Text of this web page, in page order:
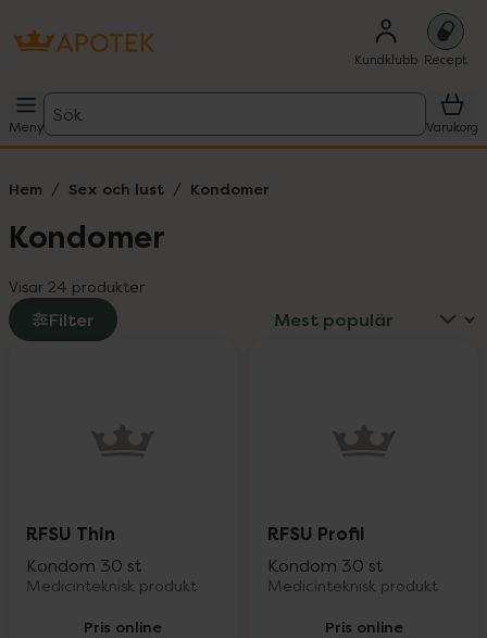
Kundklubb Recept
Meny
Sök
Varukorg
Hem Sex och lust Kondomer
Kondomer
Visar 24 produkter
Filter
RFSU Thin
Kondom 30 st
Medicinteknisk produkt
Pris online
RFSU Profil
Kondom 30 st
Medicinteknisk produkt
Pris online